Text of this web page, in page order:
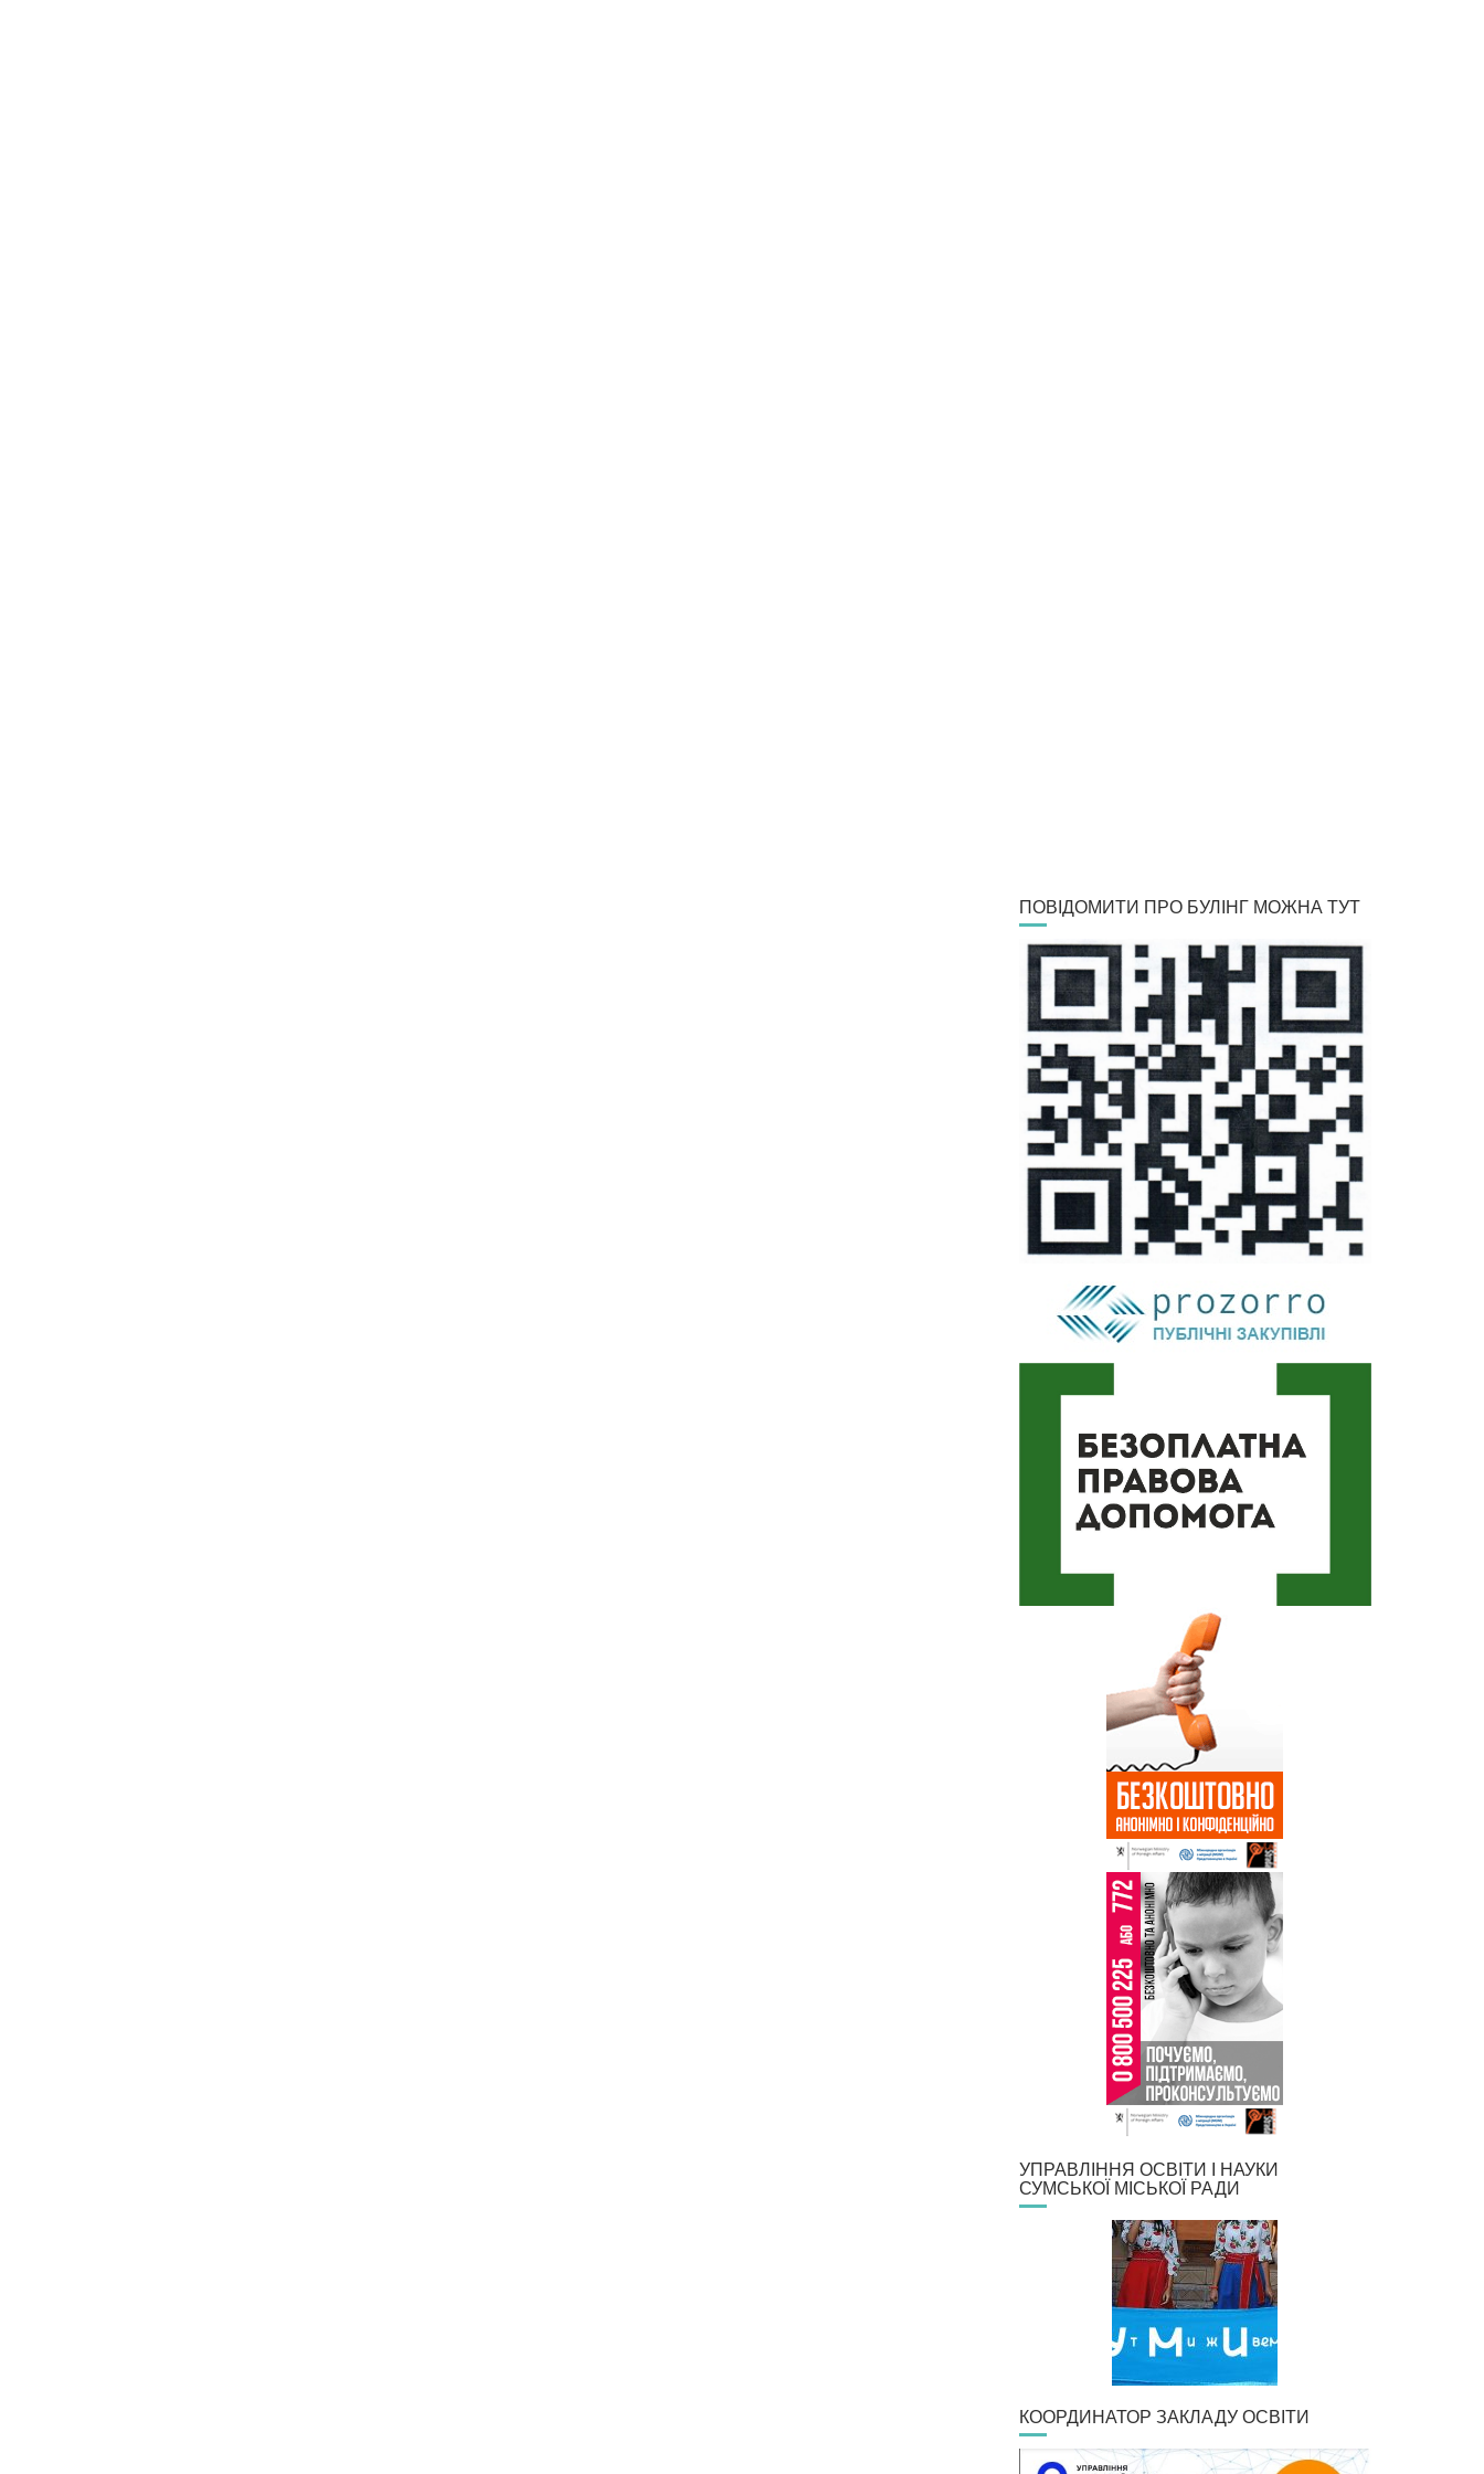
ПОВІДОМИТИ ПРО БУЛІНГ МОЖНА ТУТ
УПРАВЛІННЯ ОСВІТИ І НАУКИ
СУМСЬКОЇ МІСЬКОЇ РАДИ
КООРДИНАТОР ЗАКЛАДУ ОСВІТИ